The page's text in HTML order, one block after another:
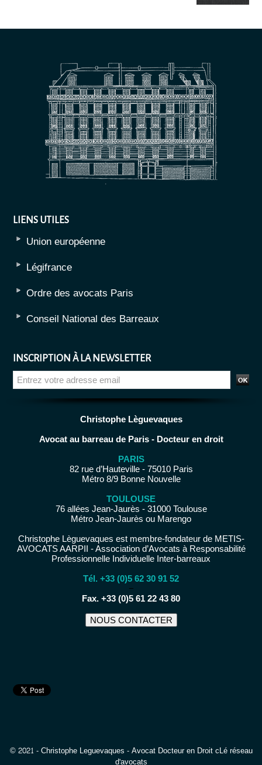
LIENS UTILES
Union européenne
Légifrance
Ordre des avocats Paris
Conseil National des Barreaux
INSCRIPTION À LA NEWSLETTER
Christophe Lèguevaques
Avocat au barreau de Paris - Docteur en droit
PARIS
82 rue d’Hauteville - 75010 Paris
Métro 8/9 Bonne Nouvelle
TOULOUSE
76 allées Jean-Jaurès - 31000 Toulouse
Métro Jean-Jaurès ou Marengo
Christophe Lèguevaques est membre-fondateur de METIS-
AVOCATS AARPII - Association d’Avocats à Responsabilité
Professionnelle Individuelle Inter-barreaux
Tél. +33 (0)5 62 30 91 52
−
Fax. +33 (0)5 61 22 43 80
NOUS CONTACTER
© 2021 - Christophe Leguevaques - Avocat Docteur en Droit cLé réseau
d'avocats